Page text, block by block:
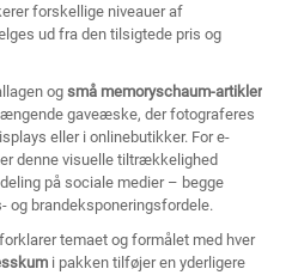
forskellige niveauer af
ud fra den tilsigtede pris og
og små memoryschaum-artikler
gaveæske, der fotograferes
eller i onlinebutikker. For e-
denne visuelle tiltrækkelighed
på sociale medier – begge
og brandeksponeringsfordele.
temaet og formålet med hver
i pakken tilføjer en yderligere